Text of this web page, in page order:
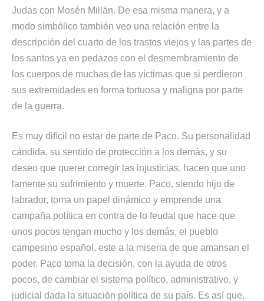
Judas con Mosén Millán. De esa misma manera, y a
modo simbólico también veo una relación entre la
descripción del cuarto de los trastos viejos y las partes de
los santos ya en pedazos con el desmembramiento de
los cuerpos de muchas de las víctimas que si perdieron
sus extremidades en forma tortuosa y maligna por parte
de la guerra.
Es muy difícil no estar de parte de Paco. Su personalidad
cándida, su sentido de protección a los demás, y su
deseo que querer corregir las injusticias, hacen que uno
lamente su sufrimiento y muerte. Paco, siendo hijo de
labrador, toma un papel dinámico y emprende una
campaña política en contra de lo feudal que hace que
unos pocos tengan mucho y los demás, el pueblo
campesino español, este a la miseria de que amansan el
poder. Paco toma la decisión, con la ayuda de otros
pocos, de cambiar el sistema político, administrativo, y
judicial dada la situación política de su país. Es así que,